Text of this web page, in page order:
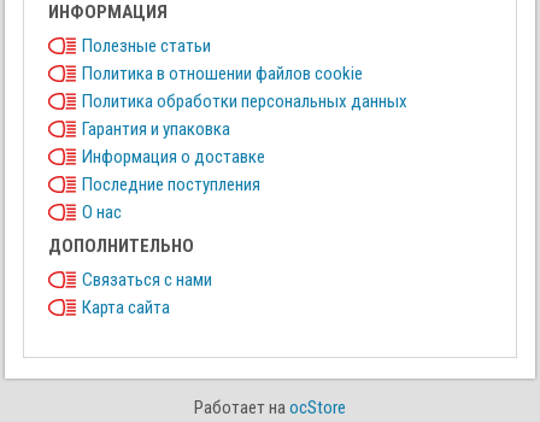
ИНФОРМАЦИЯ
Полезные статьи
Политика в отношении файлов cookie
Политика обработки персональных данных
Гарантия и упаковка
Информация о доставке
Последние поступления
О нас
ДОПОЛНИТЕЛЬНО
Связаться с нами
Карта сайта
Работает наocStore